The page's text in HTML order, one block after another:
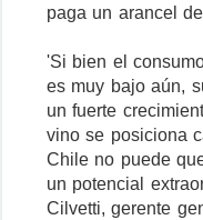
paga un arancel
'Si bien el
es muy bajo aún,
un fuerte
vino se posiciona
Chile no puede
un potencial
Cilvetti, gerente